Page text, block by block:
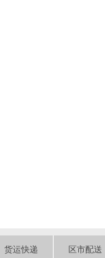
货运快递 区市配送